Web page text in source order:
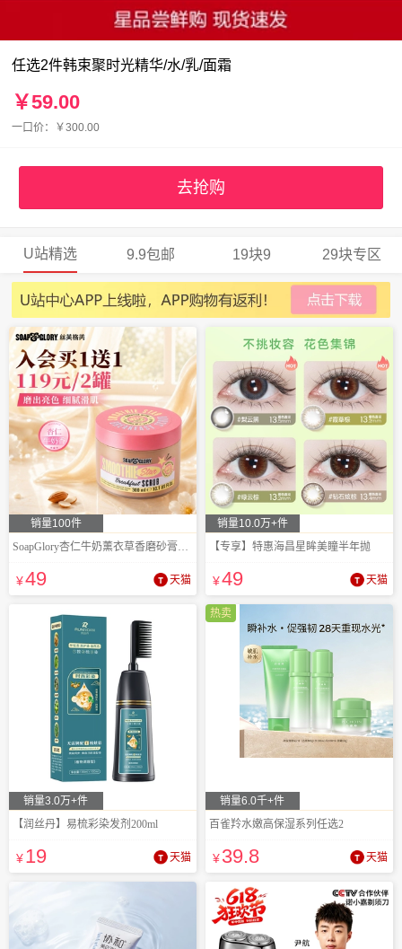
任选2件韩束聚时光精华/水/乳/面霜
￥59.00
一口价：￥300.00
去抢购
U站精选 9.9包邮 19块9 29块专区
销量100件
SoapGlory杏仁牛奶薰衣草香磨砂膏300ml
¥49 天猫
销量10.0万+件
【专享】特惠海昌星眸美瞳半年抛
¥49 天猫
销量3.0万+件
【润丝丹】易梳彩染发剂200ml
¥19 天猫
热卖
销量6.0千+件
百雀羚水嫩高保湿系列任选2
¥39.8 天猫